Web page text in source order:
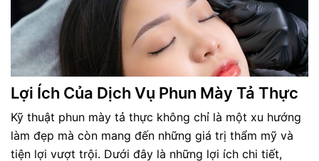
Lợi Ích Của Dịch Vụ Phun Mày Tả Thực
Kỹ thuật phun mày tả thực không chỉ là một xu hướng
làm đẹp mà còn mang đến những giá trị thẩm mỹ và
tiện lợi vượt trội. Dưới đây là những lợi ích chi tiết,